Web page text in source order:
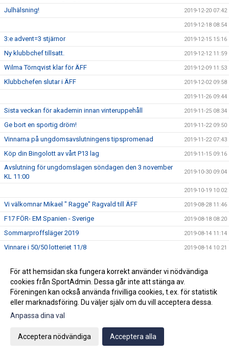
Julhälsning! 2019-12-20 07:42
2019-12-18 08:54
3:e advent=3 stjärnor 2019-12-15 15:16
Ny klubbchef tillsatt. 2019-12-12 11:59
Wilma Törnqvist klar för ÄFF 2019-12-09 11:53
Klubbchefen slutar i ÄFF 2019-12-02 09:58
2019-11-26 09:44
Sista veckan för akademin innan vinteruppehåll 2019-11-25 08:34
Ge bort en sportig dröm! 2019-11-22 09:50
Vinnarna på ungdomsavslutningens tipspromenad 2019-11-22 07:43
Köp din Bingolott av vårt P13 lag 2019-11-15 09:16
Avslutning för ungdomslagen söndagen den 3 november
KL 11:00
2019-10-30 09:04
2019-10-19 10:02
Vi välkomnar Mikael " Ragge" Ragvald till ÄFF 2019-08-28 11:46
F17 FÖR- EM Spanien - Sverige 2019-08-18 08:20
Sommarproffsläger 2019 2019-08-14 11:14
Vinnare i 50/50 lotteriet 11/8 2019-08-14 10:21
Angående gårdagens match i P19-Allsvenskan 2019-08-11 11:42
Kalle är på semester 2019-08-10 09:14
Klubbchefen Helena Wennerström presenterar sig 2019-08-07 08:52
FitLine är ny samarbetspartner
ÄFF söker matchsekreterare
För att hemsidan ska fungera korrekt använder vi nödvändiga
cookies från SportAdmin. Dessa går inte att stänga av.
Föreningen kan också använda frivilliga cookies, t.ex. för statistik
eller marknadsföring. Du väljer själv om du vill acceptera dessa.
Anpassa dina val
Acceptera nödvändiga Acceptera alla